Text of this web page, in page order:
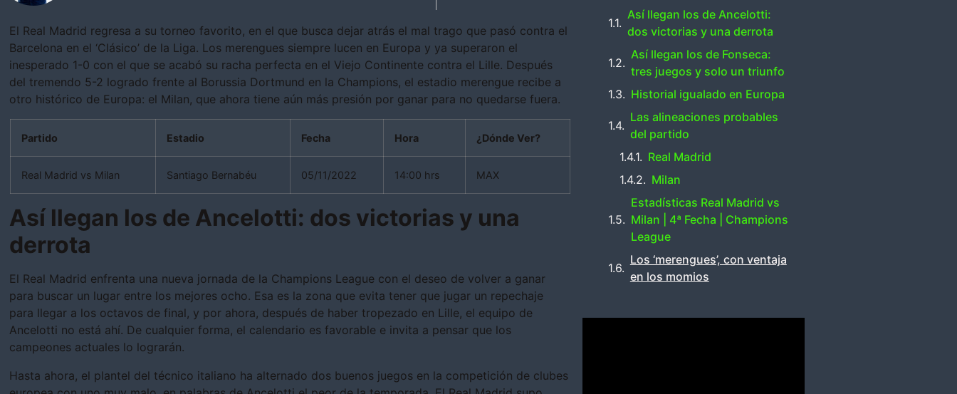
El Real Madrid regresa a su torneo favorito, en el que busca dejar atrás el mal trago que pasó contra el
Barcelona en el ‘Clásico’ de la Liga. Los merengues siempre lucen en Europa y ya superaron el
inesperado 1-0 con el que se acabó su racha perfecta en el Viejo Continente contra el Lille. Después
del tremendo 5-2 logrado frente al Borussia Dortmund en la Champions, el estadio merengue recibe a
otro histórico de Europa: el Milan, que ahora tiene aún más presión por ganar para no quedarse fuera.
Partido Estadio Fecha Hora ¿Dónde Ver?
Real Madrid vs Milan Santiago Bernabéu 05/11/2022 14:00 hrs MAX
Así llegan los de Ancelotti: dos victorias y una
derrota
El Real Madrid enfrenta una nueva jornada de la Champions League con el deseo de volver a ganar
para buscar un lugar entre los mejores ocho. Esa es la zona que evita tener que jugar un repechaje
para llegar a los octavos de final, y por ahora, después de haber tropezado en Lille, el equipo de
Ancelotti no está ahí. De cualquier forma, el calendario es favorable e invita a pensar que los
campeones actuales lo lograrán.
Hasta ahora, el plantel del técnico italiano ha alternado dos buenos juegos en la competición de clubes
Así llegan los de Ancelotti:
dos victorias y una derrota
Así llegan los de Fonseca:
tres juegos y solo un triunfo
Historial igualado en Europa
Las alineaciones probables
del partido
Real Madrid
Milan
Estadísticas Real Madrid vs
Milan | 4ª Fecha | Champions
League
Los ‘merengues’, con ventaja
en los momios